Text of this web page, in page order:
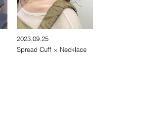
2023.09.25
Spread Cuff × Necklace